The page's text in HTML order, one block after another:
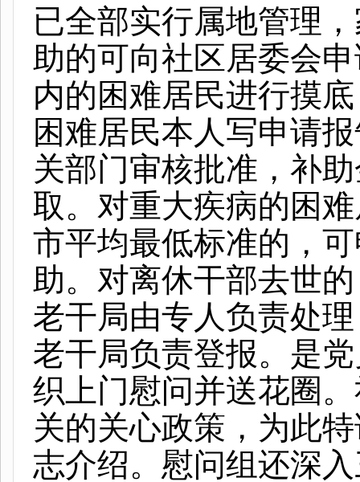
已全部实行属地管理
助的可向社区居委会
内的困难居民进行摸
困难居民本人写申请
关部门审核批准，补
取。对重大疾病的困
市平均最低标准的，
助。对离休干部去世
老干局由专人负责处
老干局负责登报。是
织上门慰问并送花圈
关的关心政策，为此
志介绍。慰问组还深